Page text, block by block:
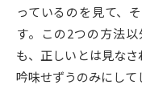
新増設大学・学部・学科特
データサイエンス特集
っているのを見て、
す。この2つの方法
も、正しいとは見な
吟味せずうのみにして